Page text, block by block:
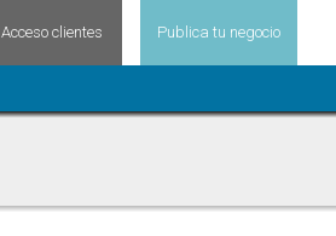
Publica tu negocio
Acceso clientes